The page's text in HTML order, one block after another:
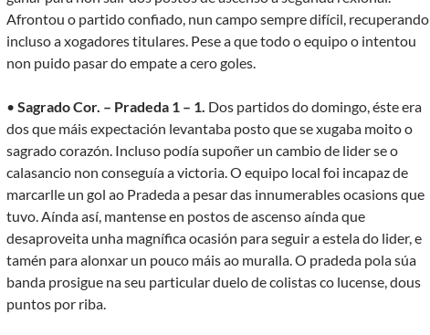
Afrontou o partido confiado, nun campo sempre difícil, recuperando
incluso a xogadores titulares. Pese a que todo o equipo o intentou
non puido pasar do empate a cero goles.
• Sagrado Cor. – Pradeda 1 – 1. Dos partidos do domingo, éste era
dos que máis expectación levantaba posto que se xugaba moito o
sagrado corazón. Incluso podía supoñer un cambio de lider se o
calasancio non conseguía a victoria. O equipo local foi incapaz de
marcarlle un gol ao Pradeda a pesar das innumerables ocasions que
tuvo. Aínda así, mantense en postos de ascenso aínda que
desaproveita unha magnífica ocasión para seguir a estela do lider, e
tamén para alonxar un pouco máis ao muralla. O pradeda pola súa
banda prosigue na seu particular duelo de colistas co lucense, dous
puntos por riba.